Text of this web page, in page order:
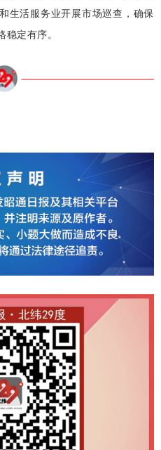
生活服务业开展市场巡查，确保
定有序。